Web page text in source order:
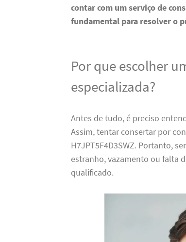
contar com um serviço de
fundamental para resolver o
Por que escolher
especializada?
Antes de tudo, é preciso
Assim, tentar consertar por
H7JPT5F4D3SWZ. Portanto,
estranho, vazamento ou falta
qualificado.